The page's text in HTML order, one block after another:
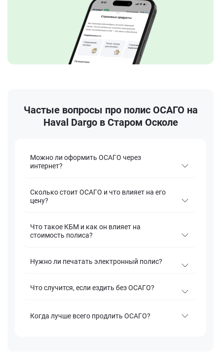
Частые вопросы про полис ОСАГО на
Haval Dargo в Старом Осколе
Можно ли оформить ОСАГО через
интернет?
Сколько стоит ОСАГО и что влияет на его
цену?
Что такое КБМ и как он влияет на
стоимость полиса?
Нужно ли печатать электронный полис?
Что случится, если ездить без ОСАГО?
Когда лучше всего продлить ОСАГО?